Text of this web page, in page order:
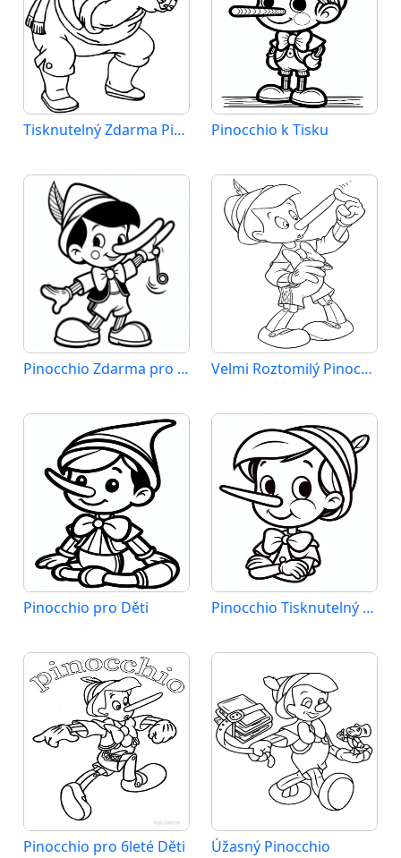
Tisknutelný Zdarma Pinocchio Pinocchio k Tisku
Pinocchio Zdarma pro Děti Velmi Roztomilý Pinocchio
Pinocchio pro Děti Pinocchio Tisknutelný pro Děti
Pinocchio pro 6leté Děti Úžasný Pinocchio